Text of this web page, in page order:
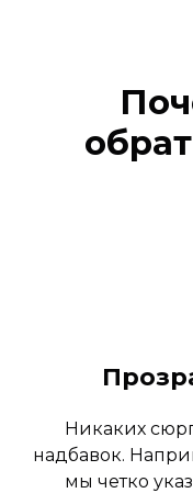
Никаких
надбавок.
мы четко